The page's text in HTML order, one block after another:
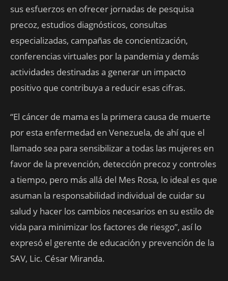
sus esfuerzos en ofrecer jornadas de pesquisa
precoz, estudios diagnósticos, consultas
especializadas, campañas de concientización,
conferencias virtuales por la pandemia y demás
actividades destinadas a generar un impacto
positivo que contribuya a reducir esas cifras.
“El cáncer de mama es la primera causa de muerte
por esta enfermedad en Venezuela, de ahí que el
llamado sea para sensibilizar a todas las mujeres en
favor de la prevención, detección precoz y controles
a tiempo, pero más allá del Mes Rosa, lo ideal es que
asuman la responsabilidad individual de cuidar su
salud y hacer los cambios necesarios en su estilo de
vida para minimizar los factores de riesgo”, así lo
expresó el gerente de educación y prevención de la
SAV, Lic. César Miranda.